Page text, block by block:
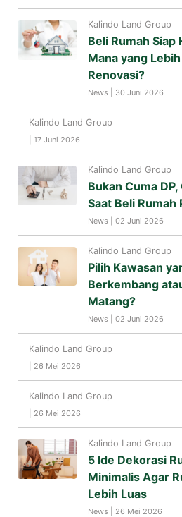
Kalindo Land Group
Beli Rumah Siap
Mana yang
Renovasi?
News | 30 Juni 2026
Kalindo Land Group
| 17 Juni 2026
Kalindo Land Group
Bukan Cuma
Saat Beli Rumah
News | 02 Juni 2026
Kalindo Land Group
Pilih Kawasan
Berkembang
Matang?
News | 02 Juni 2026
Kalindo Land Group
| 26 Mei 2026
Kalindo Land Group
| 26 Mei 2026
Kalindo Land Group
5 Ide Dekorasi
Minimalis Agar
Lebih Luas
News | 26 Mei 2026